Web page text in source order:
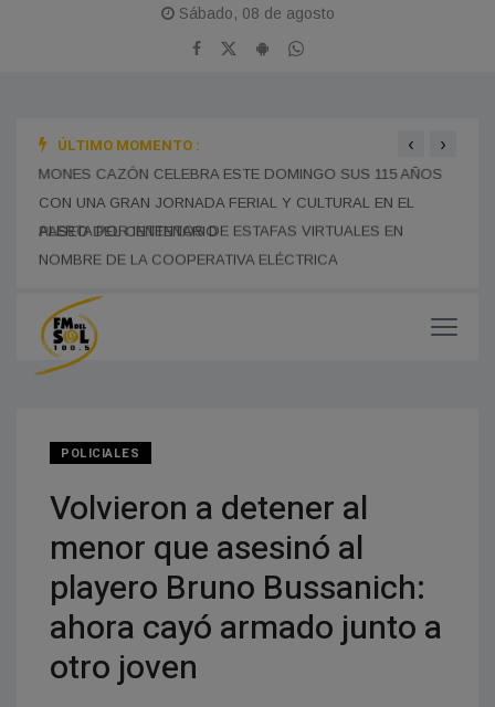
Sábado, 08 de agosto
ÚLTIMO MOMENTO :
MONES CAZÓN CELEBRA ESTE DOMINGO SUS 115 AÑOS
CON UNA GRAN JORNADA FERIAL Y CULTURAL EN EL
PASEO DEL CENTENARIO
‹ ›
POLICIALES
Volvieron a detener al
menor que asesinó al
playero Bruno Bussanich:
ahora cayó armado junto a
otro joven